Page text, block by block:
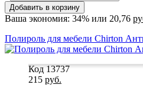
Добавить в корзину
Ваша экономия: 34% или 20,76
Полироль для мебели Chirton
Код 13737
215 руб.